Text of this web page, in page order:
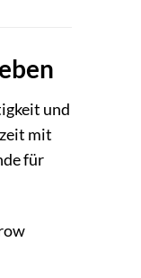
und
mit
für